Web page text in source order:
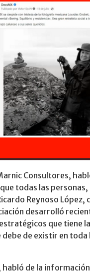
Consultores,
todas las
Reynoso López,
desarrolló
que tiene
de existir en toda
de la